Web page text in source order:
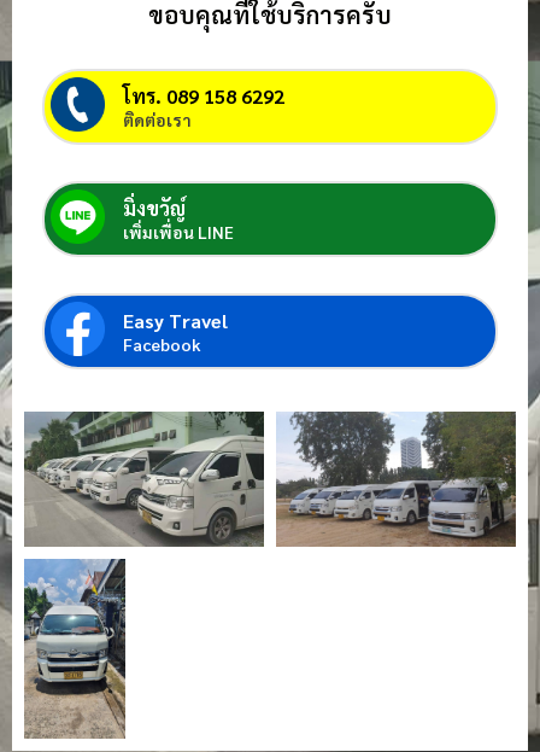
ขอบคุณที่ใช้บริการครับ
โทร. 089 158 6292
ติดต่อเรา
มิ่งขวัญ์
เพิ่มเพื่อน LINE
Easy Travel
Facebook